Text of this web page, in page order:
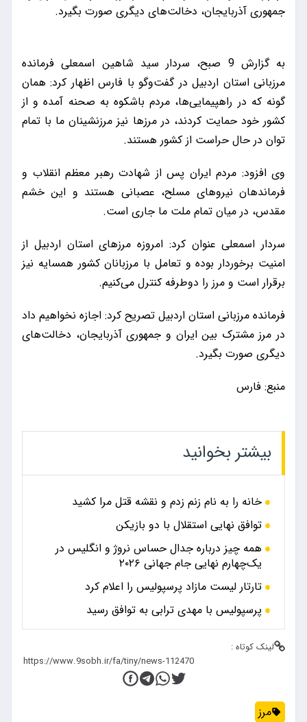
جمهوری آذربایجان، دخالت‌های دیگری صورت بگیرد.
به گزارش 9 صبح، سردار سید شاهین اسمعلی فرمانده
مرزبانی استان اردبیل در گفت‌وگو با فارس اظهار کرد: همان
گونه که در راهپیمایی‌ها، مردم باشکوه به صحنه آمده و از
کشور خود حمایت کردند، در مرزها نیز مرزنشینان ما با تمام
توان در حال حراست از کشور هستند.
وی افزود: مردم ایران پس از شهادت رهبر معظم انقلاب و
فرماندهان نیروهای مسلح، عصبانی هستند و این خشم
مقدس، در میان تمام ملت ما جاری است.
سردار اسمعلی عنوان کرد: امروزه مرزهای استان اردبیل از
امنیت برخوردار بوده و تعامل با مرزبانان کشور همسایه نیز
برقرار است و مرز را دوطرفه کنترل می‌کنیم.
فرمانده مرزبانی استان اردبیل تصریح کرد: اجازه نخواهیم داد
در مرز مشترک بین ایران و جمهوری آذربایجان، دخالت‌های
دیگری صورت بگیرد.
منبع: فارس
بیشتر بخوانید
خانه را به نام زنم زدم و نقشه قتل مرا کشید
توافق نهایی استقلال با دو بازیکن
همه چیز درباره جدال حساس نروژ و انگلیس در
یک‌چهارم نهایی جام جهانی ۲۰۲۶
تارتار لیست مازاد پرسپولیس را اعلام کرد
پرسپولیس با مهدی ترابی به توافق رسید
لینک کوتاه :
مرز